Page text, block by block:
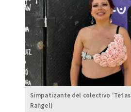
Simpatizante del colectivo 'Tetas
Rangel)